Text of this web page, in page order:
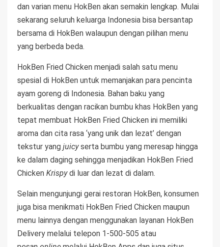
dan varian menu HokBen akan semakin lengkap. Mulai
sekarang seluruh keluarga Indonesia bisa bersantap
bersama di HokBen walaupun dengan pilihan menu
yang berbeda beda.
HokBen Fried Chicken menjadi salah satu menu
spesial di HokBen untuk memanjakan para pencinta
ayam goreng di Indonesia. Bahan baku yang
berkualitas dengan racikan bumbu khas HokBen yang
tepat membuat HokBen Fried Chicken ini memiliki
aroma dan cita rasa ‘yang unik dan lezat’ dengan
tekstur yang juicyserta bumbu yang meresap hingga
ke dalam daging sehingga menjadikan HokBen Fried
Chicken Krispydi luar dan lezat di dalam.
Selain mengunjungi gerai restoran HokBen, konsumen
juga bisa menikmati HokBen Fried Chicken maupun
menu lainnya dengan menggunakan layanan HokBen
Delivery melalui telepon 1-500-505 atau